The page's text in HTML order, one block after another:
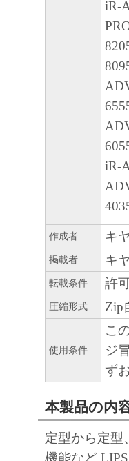
DEALERS
ADVISED
SOME
ALLOW
FOR
ABOVE
TO YOU.
[RELEASE
RELEASE
CANON'S
ARISING
This
clicking the
installing the
You may
iR-
iR-
作成者 キ
掲載者 キ
転載条件 許
圧縮形式 Zip
使用条件
こ
ジ
ず
本製品の内
定型から定型
機能など